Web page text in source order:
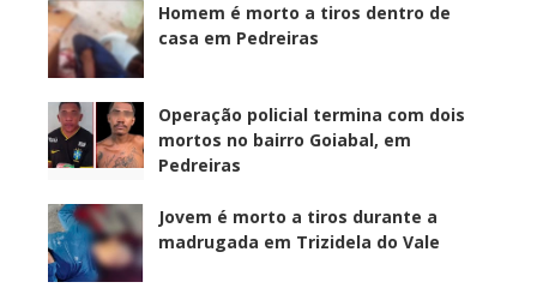
Homem é morto a tiros dentro de
casa em Pedreiras
Operação policial termina com dois
mortos no bairro Goiabal, em
Pedreiras
Jovem é morto a tiros durante a
madrugada em Trizidela do Vale